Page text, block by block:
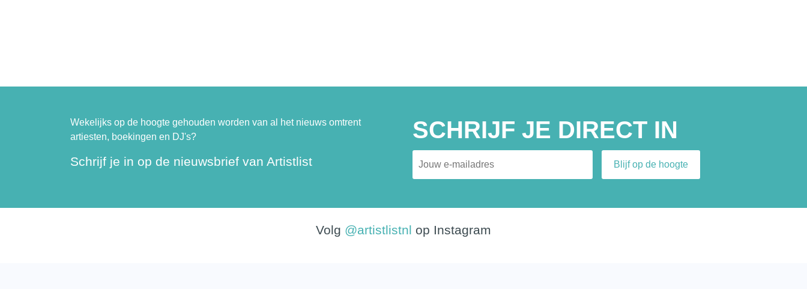
Wekelijks op de hoogte gehouden worden van al het nieuws omtrent
artiesten, boekingen en DJ's?
Schrijf je in op de nieuwsbrief van Artistlist
SCHRIJF JE DIRECT IN
Volg @artistlistnl op Instagram